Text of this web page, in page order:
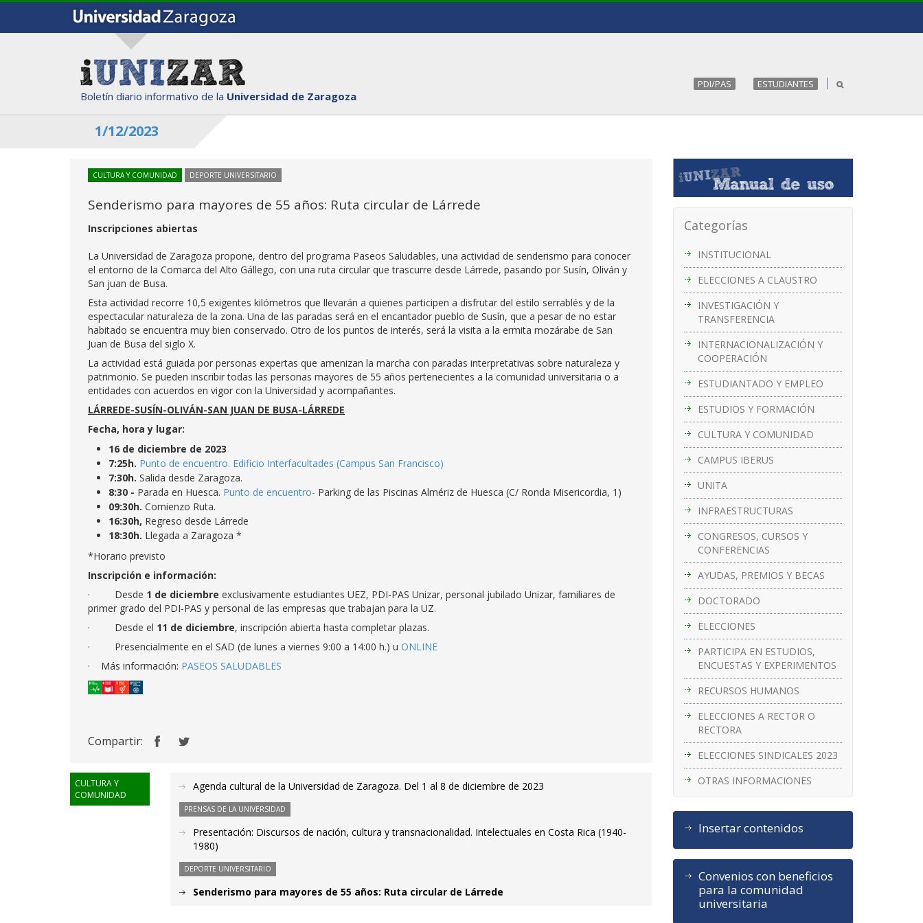
Boletín diario informativo de la Universidad de Zaragoza
PDI/PAS ESTUDIANTES
1/12/2023
Categorías
INSTITUCIONAL
ELECCIONES A CLAUSTRO
INVESTIGACIÓN Y
TRANSFERENCIA
INTERNACIONALIZACIÓN Y
COOPERACIÓN
ESTUDIANTADO Y EMPLEO
ESTUDIOS Y FORMACIÓN
CULTURA Y COMUNIDAD
CAMPUS IBERUS
UNITA
INFRAESTRUCTURAS
CONGRESOS, CURSOS Y
CONFERENCIAS
AYUDAS, PREMIOS Y BECAS
DOCTORADO
ELECCIONES
PARTICIPA EN ESTUDIOS,
ENCUESTAS Y EXPERIMENTOS
RECURSOS HUMANOS
ELECCIONES A RECTOR O
RECTORA
ELECCIONES SINDICALES 2023
OTRAS INFORMACIONES
Insertar contenidos
Convenios con beneficios
para la comunidad
universitaria
CULTURA Y COMUNIDAD DEPORTE UNIVERSITARIO
Senderismo para mayores de 55 años: Ruta circular de Lárrede
Inscripciones abiertas
La Universidad de Zaragoza propone, dentro del programa Paseos Saludables, una actividad de senderismo para conocer
el entorno de la Comarca del Alto Gállego, con una ruta circular que trascurre desde Lárrede, pasando por Susín, Oliván y
San juan de Busa.
Esta actividad recorre 10,5 exigentes kilómetros que llevarán a quienes participen a disfrutar del estilo serrablés y de la
espectacular naturaleza de la zona. Una de las paradas será en el encantador pueblo de Susín, que a pesar de no estar
habitado se encuentra muy bien conservado. Otro de los puntos de interés, será la visita a la ermita mozárabe de San
Juan de Busa del siglo X.
La actividad está guiada por personas expertas que amenizan la marcha con paradas interpretativas sobre naturaleza y
patrimonio. Se pueden inscribir todas las personas mayores de 55 años pertenecientes a la comunidad universitaria o a
entidades con acuerdos en vigor con la Universidad y acompañantes.
LÁRREDE-SUSÍN-OLIVÁN-SAN JUAN DE BUSA-LÁRREDE
Fecha, hora y lugar:
16 de diciembre de 2023
7:25h. Punto de encuentro. Edificio Interfacultades (Campus San Francisco)
7:30h. Salida desde Zaragoza.
8:30 - Parada en Huesca. Punto de encuentro- Parking de las Piscinas Almériz de Huesca (C/ Ronda Misericordia, 1)
09:30h. Comienzo Ruta.
16:30h, Regreso desde Lárrede
18:30h. Llegada a Zaragoza *
*Horario previsto
Inscripción e información:
· Desde 1 de diciembre exclusivamente estudiantes UEZ, PDI-PAS Unizar, personal jubilado Unizar, familiares de
primer grado del PDI-PAS y personal de las empresas que trabajan para la UZ.
· Desde el 11 de diciembre, inscripción abierta hasta completar plazas.
· Presencialmente en el SAD (de lunes a viernes 9:00 a 14:00 h.) u ONLINE
· Más información: PASEOS SALUDABLES
Compartir:
CULTURA Y
COMUNIDAD
Agenda cultural de la Universidad de Zaragoza. Del 1 al 8 de diciembre de 2023
PRENSAS DE LA UNIVERSIDAD
Presentación: Discursos de nación, cultura y transnacionalidad. Intelectuales en Costa Rica (1940-
1980)
DEPORTE UNIVERSITARIO
Senderismo para mayores de 55 años: Ruta circular de Lárrede